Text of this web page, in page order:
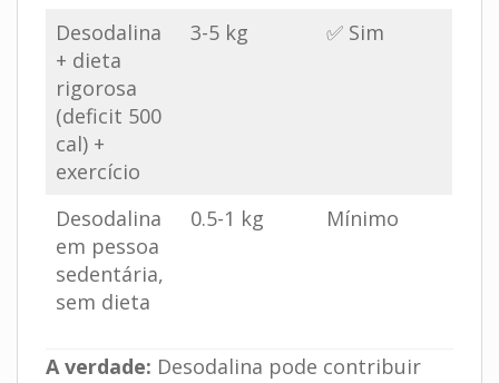
Desodalina
+ dieta
rigorosa
(deficit 500
cal) +
exercício
3-5 kg ✅ Sim
Desodalina
em pessoa
sedentária,
sem dieta
0.5-1 kg Mínimo
A verdade: Desodalina pode contribuir